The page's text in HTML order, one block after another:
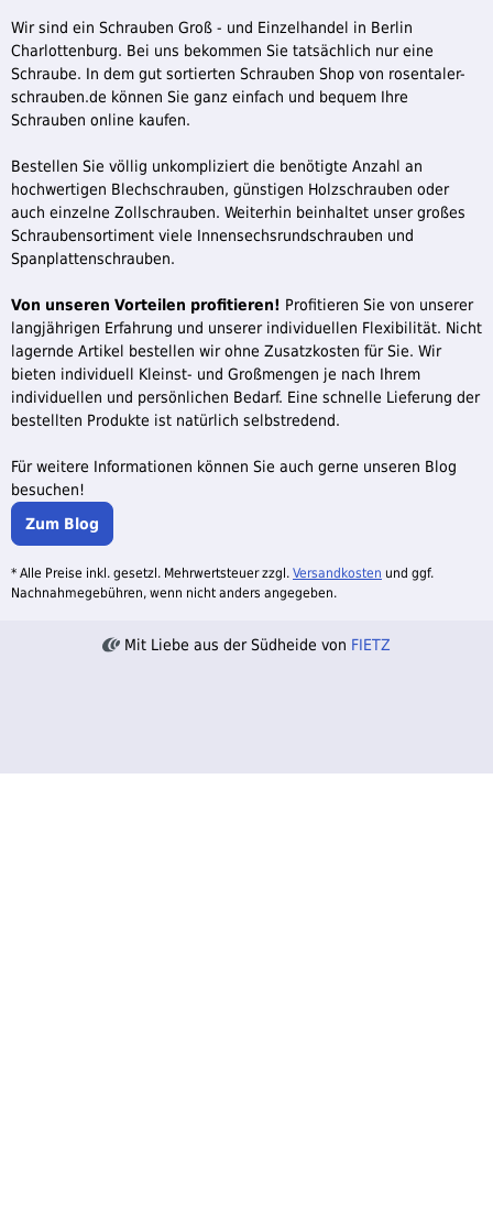
Wir sind ein Schrauben Groß - und Einzelhandel in Berlin
Charlottenburg. Bei uns bekommen Sie tatsächlich nur eine
Schraube. In dem gut sortierten Schrauben Shop von rosentaler-
schrauben.de können Sie ganz einfach und bequem Ihre
Schrauben online kaufen.
Bestellen Sie völlig unkompliziert die benötigte Anzahl an
hochwertigen Blechschrauben, günstigen Holzschrauben oder
auch einzelne Zollschrauben. Weiterhin beinhaltet unser großes
Schraubensortiment viele Innensechsrundschrauben und
Spanplattenschrauben.
Von unseren Vorteilen profitieren! Profitieren Sie von unserer
langjährigen Erfahrung und unserer individuellen Flexibilität. Nicht
lagernde Artikel bestellen wir ohne Zusatzkosten für Sie. Wir
bieten individuell Kleinst- und Großmengen je nach Ihrem
individuellen und persönlichen Bedarf. Eine schnelle Lieferung der
bestellten Produkte ist natürlich selbstredend.
Für weitere Informationen können Sie auch gerne unseren Blog
besuchen!
Zum Blog
* Alle Preise inkl. gesetzl. Mehrwertsteuer zzgl. Versandkosten und ggf.
Nachnahmegebühren, wenn nicht anders angegeben.
Mit Liebe aus der Südheide von FIETZ